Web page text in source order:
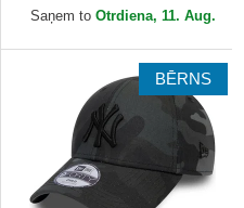
York Yankees MLB no New
Saņem to Otrdiena, 11. Aug.
BĒRNS